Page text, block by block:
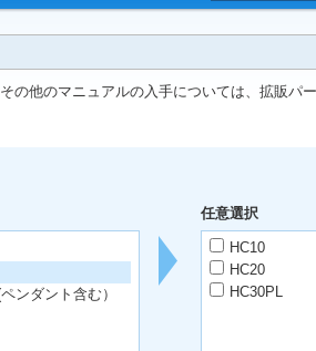
他のマニュアルの入手については、拡販パ
ンダント含む）
任意選択
HC10
HC20
HC30PL